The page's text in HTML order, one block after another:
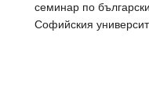
семинар по
Софийския